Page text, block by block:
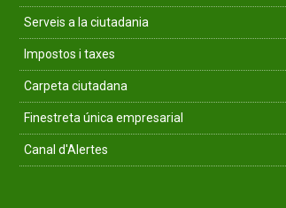
Serveis a la ciutadania
Impostos i taxes
Carpeta ciutadana
Finestreta única empresarial
Canal d'Alertes